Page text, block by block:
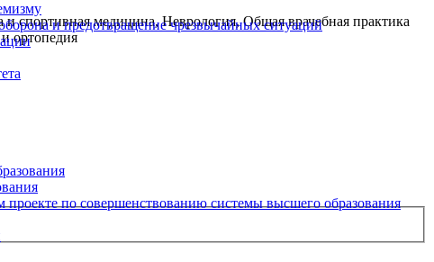
и предотвращение чрезвычайных ситуаций
по совершенствованию системы высшего образования
и спортивная медицина, Неврология, Общая врачебная практика
ортопедия